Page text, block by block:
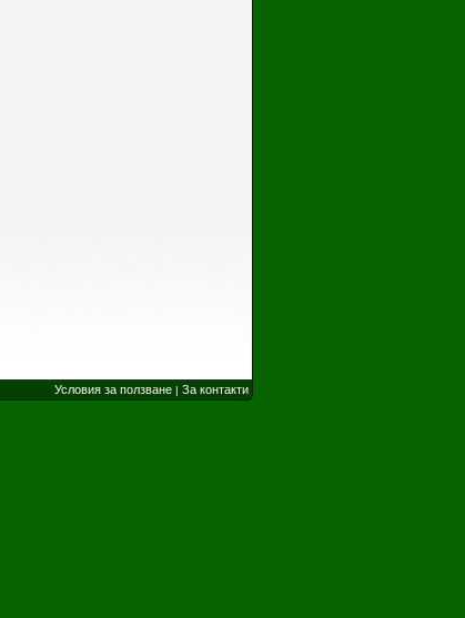
Условия за ползване | За контакти